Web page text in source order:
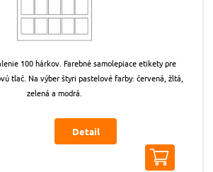
100 hárkov. Farebné samolepiace etikety pre
tlač. Na výber štyri pastelové farby: červená, žltá,
zelená a modrá.
Detail